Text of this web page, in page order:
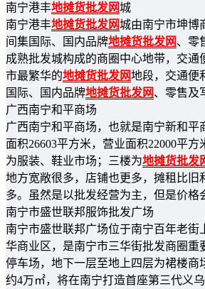
南宁港丰地摊货批发网城
南宁港丰地摊货批发网城由南宁市坤博
间集国际、国内品牌地摊货批发网、零
成熟批发城构成的商圈中心地带，交
市最繁华的地摊货批发网地段，交通便
国际、国内品牌地摊货批发网、零售及
广西南宁和平商场
广西南宁和平商场，也就是南宁新和平
面积26603平方米，营业面积22000平
为服装、鞋业市场；三楼为地摊货批发
地方宽敞很多，店铺也更多，摊租比
多。虽然是以批发经营为主，但是价
南宁市盛世联邦服饰批发广场
南宁市盛世联邦广场位于南宁百年老
华商业区，是南宁市三华街批发商圈重
停车场，地下一层至地上四层为裙楼商
约4万㎡，将在南宁打造首座第三代义